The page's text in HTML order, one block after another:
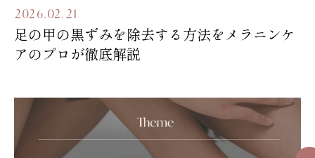
2026.02.21
足の甲の黒ずみを除去する方法をメラニンケ
アのプロが徹底解説